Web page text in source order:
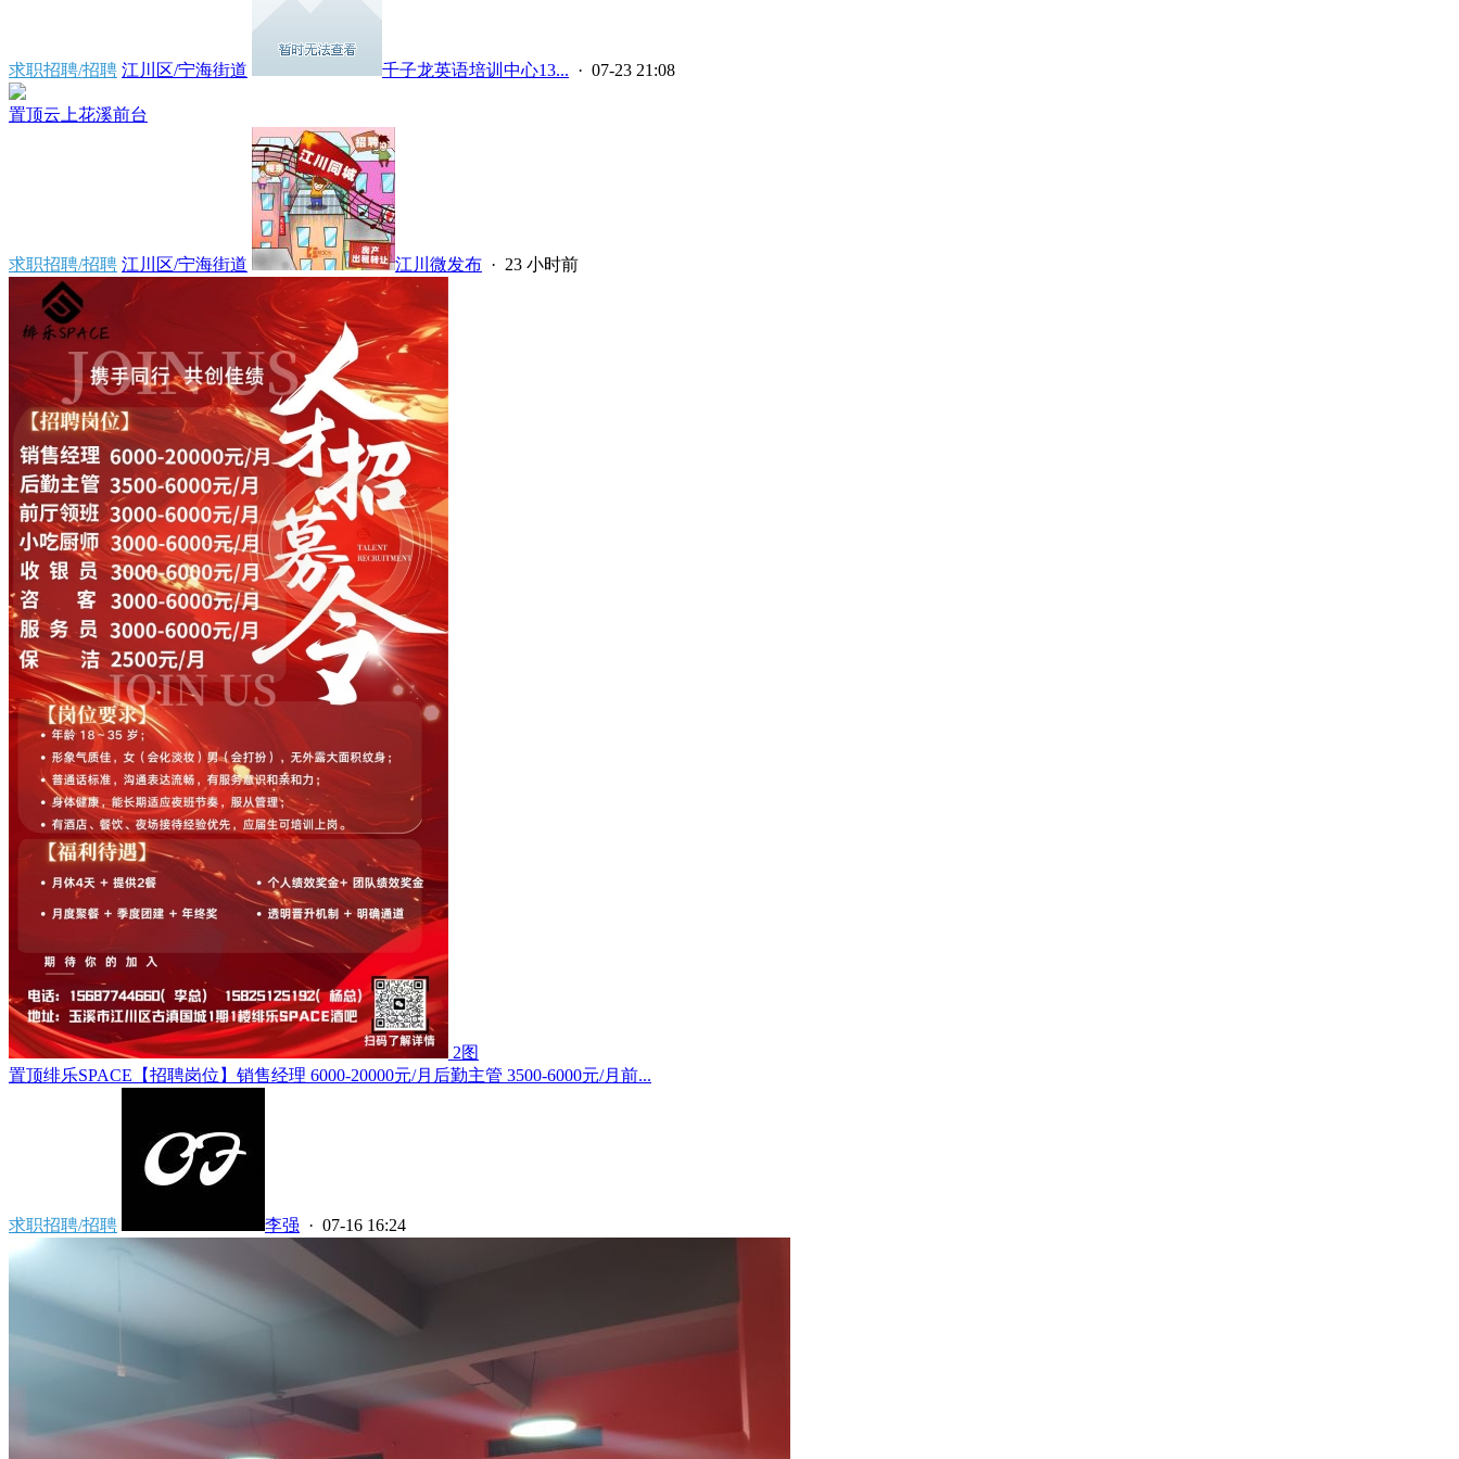
求职招聘/招聘 江川区/宁海街道 千子龙英语培训中心13... · 07-23 21:08
置顶云上花溪前台
求职招聘/招聘 江川区/宁海街道 江川微发布 · 23 小时前
2图
置顶绯乐SPACE【招聘岗位】销售经理 6000-20000元/月后勤主管 3500-6000元/月前...
求职招聘/招聘 李强 · 07-16 16:24